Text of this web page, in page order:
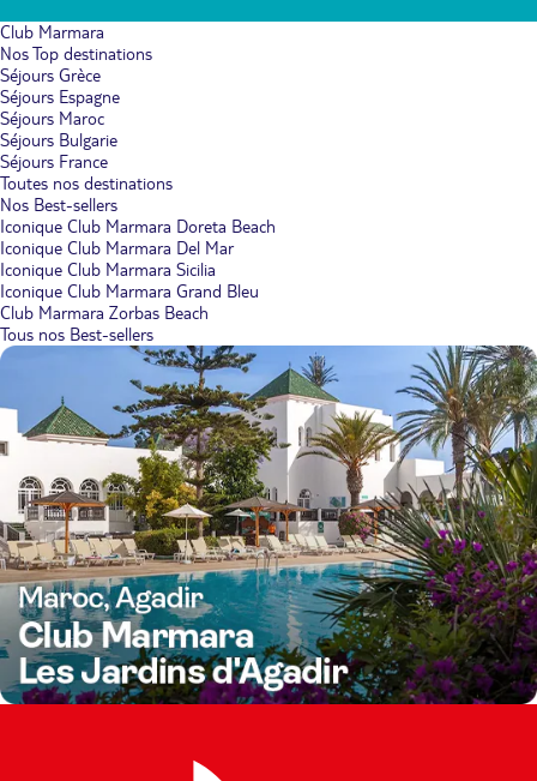
Club Marmara
Nos Top destinations
Séjours Grèce
Séjours Espagne
Séjours Maroc
Séjours Bulgarie
Séjours France
Toutes nos destinations
Nos Best-sellers
Iconique Club Marmara Doreta Beach
Iconique Club Marmara Del Mar
Iconique Club Marmara Sicilia
Iconique Club Marmara Grand Bleu
Club Marmara Zorbas Beach
Tous nos Best-sellers